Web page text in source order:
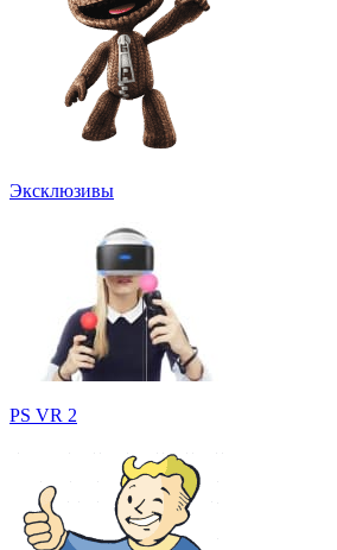
Эксклюзивы
PS VR 2